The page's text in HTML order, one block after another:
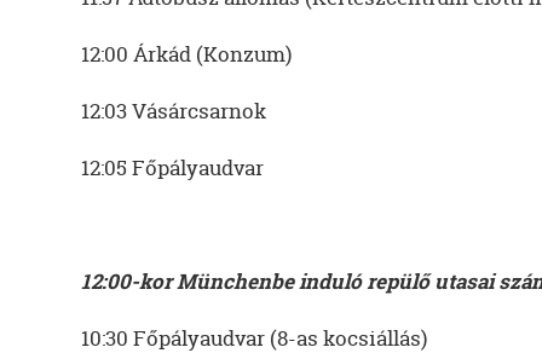
12:00 Árkád (Konzum)
12:03 Vásárcsarnok
12:05 Főpályaudvar
12:00-kor Münchenbe induló repülő utasai
10:30 Főpályaudvar (8-as kocsiállás)